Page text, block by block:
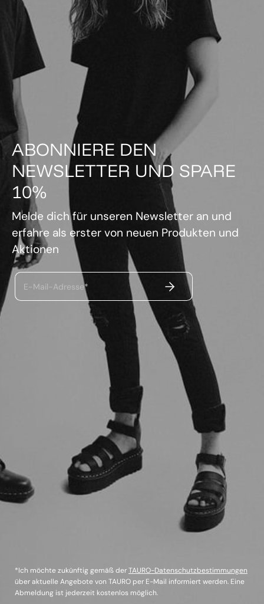
ABONNIERE DEN
NEWSLETTER UND SPARE
10%
Melde dich für unseren Newsletter an und
erfahre als erster von neuen Produkten und
Aktionen
E-Mail-Adresse* ABSENDEN
*Ich möchte zukünftig gemäß derTAURO-Datenschutzbestimmungen
über aktuelle Angebote von TAURO per E-Mail informiert werden. Eine
Abmeldung ist jederzeit kostenlos möglich.